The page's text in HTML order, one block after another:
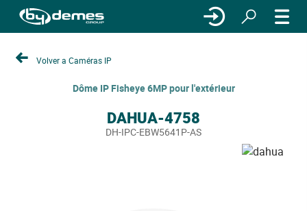
Volver a Caméras IP
Dôme IP Fisheye 6MP pour l'extérieur
DAHUA-4758
DH-IPC-EBW5641P-AS